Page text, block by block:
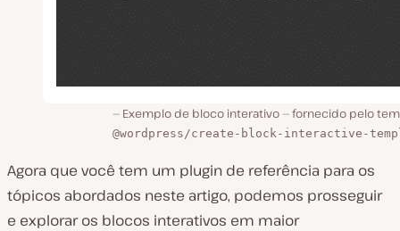
Exemplo de bloco interativo — fornecido pelo
@wordpress/create-block-interactive-
Agora que você tem um plugin de referência para os
tópicos abordados neste artigo, podemos prosseguir
e explorar os blocos interativos em maior